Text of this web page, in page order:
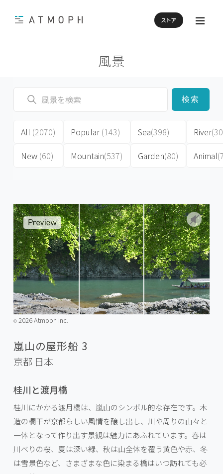
ストア
風景
検索
All (2070)
New (60)
Popular(143)
Mountain(537)
Sea(398)
Garden(80)
River
Animal
©️2026 Atmoph Inc.
嵐山の屋形船 3
京都 日本
桂川と渡月橋
桂川にかかる渡月橋は、嵐山のシンボル的な存在です。木
造の欄干が京都らしい風情を醸し出し、川や周りの山々と
一体となって作り出す景観は魅力にあふれています。春は
川べりの桜、夏は深い緑、秋は山全体を覆う黄色や赤、冬
は雪景色など、さまざまな色に染まる橋はいつ訪れても必